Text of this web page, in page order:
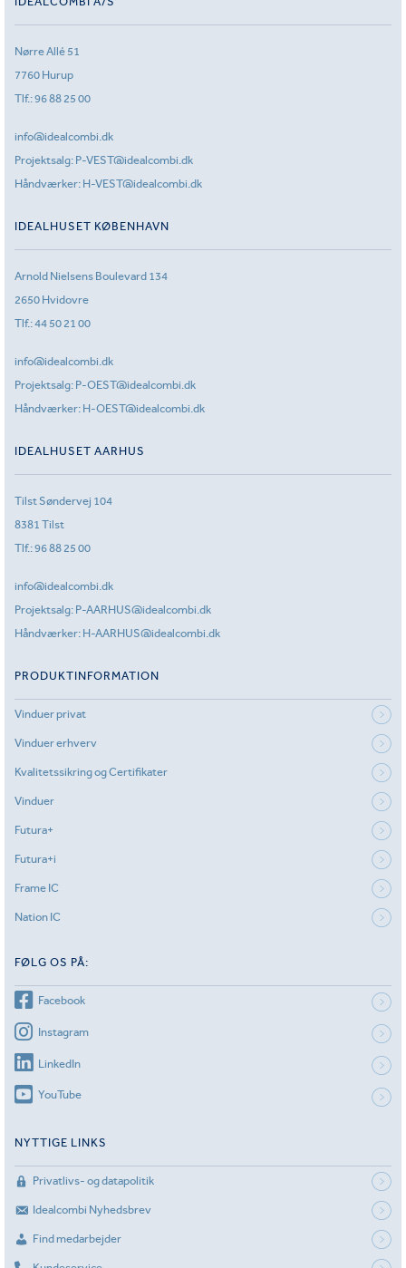
Nørre Allé 51
7760 Hurup
Tlf.:96 88 25 00
info@idealcombi.dk
Projektsalg: P-VEST@idealcombi.dk
Håndværker: H-VEST@idealcombi.dk
IDEALHUSET KØBENHAVN
Arnold Nielsens Boulevard 134
2650 Hvidovre
Tlf.:44 50 21 00
info@idealcombi.dk
Projektsalg: P-OEST@idealcombi.dk
Håndværker: H-OEST@idealcombi.dk
IDEALHUSET AARHUS
Tilst Søndervej 104
8381 Tilst
Tlf.:96 88 25 00
info@idealcombi.dk
Projektsalg: P-AARHUS@idealcombi.dk
Håndværker: H-AARHUS@idealcombi.dk
PRODUKTINFORMATION
Vinduer privat
Vinduer erhverv
Kvalitetssikring og Certifikater
Vinduer
Futura+
Futura+i
Frame IC
Nation IC
FØLG OS PÅ:
Facebook
Instagram
LinkedIn
YouTube
NYTTIGE LINKS
Privatlivs- og datapolitik
Idealcombi Nyhedsbrev
Find medarbejder